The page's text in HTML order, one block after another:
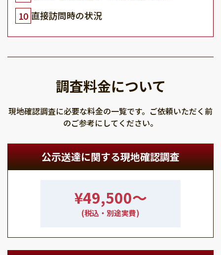
10 直接訪問時の状況
調査料金について
現地確認調査に必要な料金の一覧です。ご依頼いただく前
のご参考にしてください。
公示送達に関する現地確認調査
¥49,500〜
(税込・別途実費)